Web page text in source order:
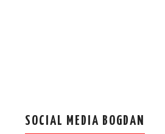
SOCIAL MEDIA BOGDAN